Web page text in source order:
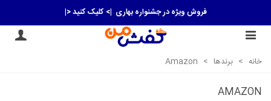
فروش ویژه در جشنواره بهاری |> کلیک کنید <|
خانه > برندها >
Amazon
AMAZON